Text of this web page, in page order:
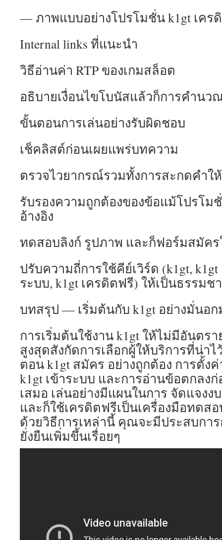
— ภาพแบบอย่างโปรโมชั่น k1gt เคร
Internal links ที่แนะนำ
วิธีอ่านค่า RTP ของเกมสล็อต
อธิบายเงื่อนไขโบนัสแล้วก็การคำนว
ขั้นตอนการเล่นอย่างรับผิดชอบ
เช็คลิสต์ก่อนเผยแพร่บทความ
ตรวจไวยากรณ์รวมทั้งการสะกดคำใ
รับรองความถูกต้องของข้อแม้โปรโ
อ้างอิง
ทดสอบลิงก์ รูปภาพ และก็ฟอร์มสมัคร
ปรับความถี่การใช้คีย์เวิร์ด (k1gt,
ระบบ, k1gt เครดิตฟรี) ให้เป็นธรรมช
บทสรุป — เริ่มต้นกับ k1gt อย่างมั่นอก
การเริ่มต้นใช้งาน k1gt ให้ไม่มีอันตร
สูงสุดสังกัดการเลือกผู้ให้บริการที่น่าไ
ตอน k1gt สมัคร อย่างถูกต้อง การตั้ง
k1gt เข้าระบบ และการอ่านข้อตกลง
เสมอ เล่นอย่างมีแผนในการ จัดแจง
และก็ใช้เครดิตฟรีเป็นเครื่องมือทดส
ด้วยวิธีการเหล่านี้ คุณจะมีประสบก
ยั่งยืนเพิ่มขึ้นเรื่อยๆ